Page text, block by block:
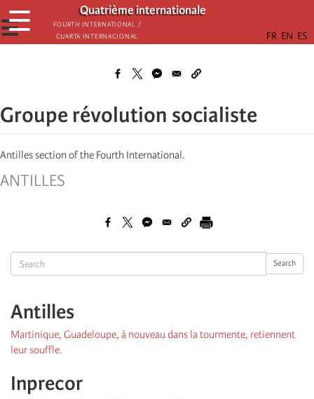
Aller
au
contenu
Quatrième internationale
Fourth International /
Cuarta Internacional
☰
☰
Search Search
Antilles
Martinique, Guadeloupe, à nouveau dans la tourmente, retiennent
leur souffle.
Inprecor
Groupe révolution socialiste
Antilles section of the Fourth International.
ANTILLES